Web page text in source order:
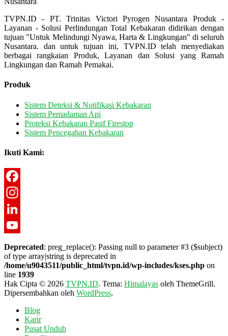
TVPN.ID - PT. Trinitas Victori Pyrogen Nusantara Produk -
Layanan - Solusi Perlindungan Total Kebakaran didirikan dengan
tujuan "Untuk Melindungi Nyawa, Harta & Lingkungan" di seluruh
Nusantara. dan untuk tujuan ini, TVPN.ID telah menyediakan
berbagai rangkaian Produk, Layanan dan Solusi yang Ramah
Lingkungan dan Ramah Pemakai.
Produk
Sistem Deteksi & Notifikasi Kebakaran
Sistem Pemadaman Api
Proteksi Kebakaran Pasif Firestop
Sistem Pencegahan Kebakaran
Ikuti Kami:
Facebook
Instagram
LinkedIn
Channel
Deprecated: preg_replace(): Passing null to parameter #3 ($subject)
of type array|string is deprecated in
/home/u9043511/public_html/tvpn.id/wp-includes/kses.php on
line 1939
Hak Cipta © 2026 TVPN.ID. Tema: Himalayas oleh ThemeGrill.
Dipersembahkan oleh WordPress.
Blog
Karir
Pusat Unduh